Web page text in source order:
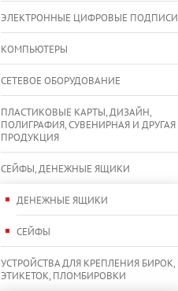
ЭЛЕКТРОННЫЕ ЦИФРОВЫЕ ПОДПИСИ
КОМПЬЮТЕРЫ
СЕТЕВОЕ ОБОРУДОВАНИЕ
ПЛАСТИКОВЫЕ КАРТЫ, ДИЗАЙН,
ПОЛИГРАФИЯ, СУВЕНИРНАЯ И ДРУГАЯ
ПРОДУКЦИЯ
СЕЙФЫ, ДЕНЕЖНЫЕ ЯЩИКИ
ДЕНЕЖНЫЕ ЯЩИКИ
СЕЙФЫ
УСТРОЙСТВА ДЛЯ КРЕПЛЕНИЯ БИРОК,
ЭТИКЕТОК, ПЛОМБИРОВКИ